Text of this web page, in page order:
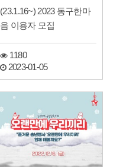
(23.1.16~) 2023 동구한마
음 이용자 모집
1180
2023-01-05